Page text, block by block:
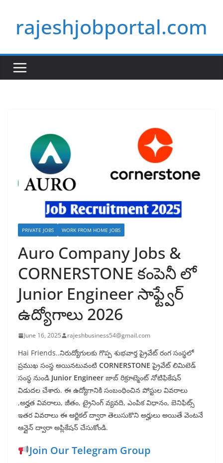
contentrajeshjobportal.com
PRIVATE JOBS WORK FROM HOME JOBS
Auro Company Jobs &
CORNERSTONE కంపెనీ లో
Junior Engineer సాఫ్ట్వేర్
ఉద్యోగాలు 2026
June 16, 2025 rajeshbusiness54@gmail.com
Hai Friends..నిరుద్యోగులకు గొప్ప శుభవార్త ప్రైవేట్ రంగ సంస్థలో
ప్రముఖ సంస్థ అయినటువంటి CORNERSTONE ప్రైవేట్ లిమిటెడ్
సంస్థ నుండి Junior Engineer జాబ్ రిక్రూట్మెంట్ నోటిఫికేషన్
విడుదల చేశారు. ఈ ఉద్యోగానికి సంబంధించిన పోస్టుల వివరాలు
,అర్హత వివరాలు, జీతం, ట్రైనింగ్ వ్యవది, ఎంపిక విధానం, బెనిఫిట్స్
ఇతర వివరాలు ఈ ఆర్టికల్ ద్వారా తెలుసుకొని అర్హులు అయితే వెంటనే
ఆన్లైన్ ద్వారా అప్లికేషన్ చేసుకోండి.
Join Our Telegram Group